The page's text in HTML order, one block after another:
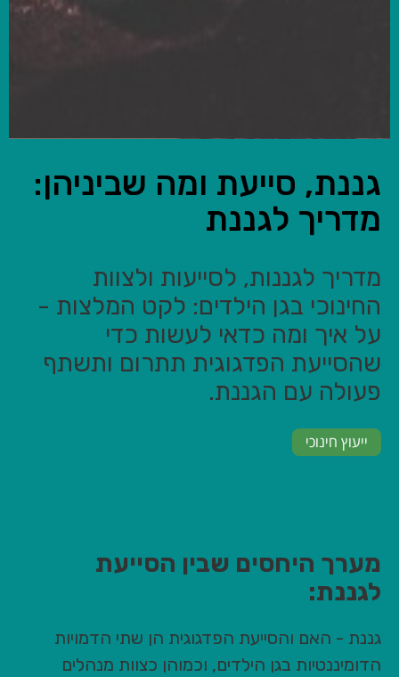
גננת, סייעת ומה שביניהן:
מדריך לגננת
מדריך לגננות, לסייעות ולצוות
החינוכי בגן הילדים: לקט המלצות -
על איך ומה כדאי לעשות כדי
שהסייעת הפדגוגית תתרום ותשתף
פעולה עם הגננת.
ייעוץ חינוכי
מערך היחסים שבין הסייעת
לגננת:
גננת - האם והסייעת הפדגוגית הן שתי הדמויות
הדומיננטיות בגן הילדים, וכמוהן כצוות מנהלים